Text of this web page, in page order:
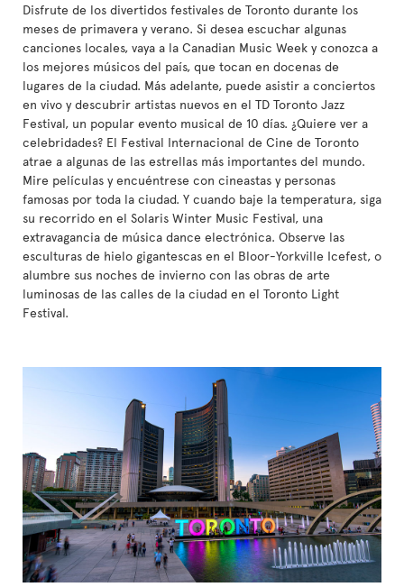
Disfrute de los divertidos festivales de Toronto durante los
meses de primavera y verano. Si desea escuchar algunas
canciones locales, vaya a la Canadian Music Week y conozca a
los mejores músicos del país, que tocan en docenas de
lugares de la ciudad. Más adelante, puede asistir a conciertos
en vivo y descubrir artistas nuevos en el TD Toronto Jazz
Festival, un popular evento musical de 10 días. ¿Quiere ver a
celebridades? El Festival Internacional de Cine de Toronto
atrae a algunas de las estrellas más importantes del mundo.
Mire películas y encuéntrese con cineastas y personas
famosas por toda la ciudad. Y cuando baje la temperatura, siga
su recorrido en el Solaris Winter Music Festival, una
extravagancia de música dance electrónica. Observe las
esculturas de hielo gigantescas en el Bloor-Yorkville Icefest, o
alumbre sus noches de invierno con las obras de arte
luminosas de las calles de la ciudad en el Toronto Light
Festival.